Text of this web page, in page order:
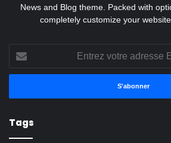
News and Blog theme. Packed with
completely customize your
votre
adresse
Tags